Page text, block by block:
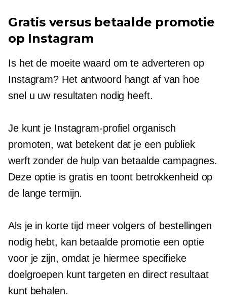
Gratis versus betaalde promotie
op Instagram
Is het de moeite waard om te adverteren op
Instagram? Het antwoord hangt af van hoe
snel u uw resultaten nodig heeft.
Je kunt je Instagram-profiel organisch
promoten, wat betekent dat je een publiek
werft zonder de hulp van betaalde campagnes.
Deze optie is gratis en toont betrokkenheid op
de lange termijn.
Als je in korte tijd meer volgers of bestellingen
nodig hebt, kan betaalde promotie een optie
voor je zijn, omdat je hiermee specifieke
doelgroepen kunt targeten en direct resultaat
kunt behalen.